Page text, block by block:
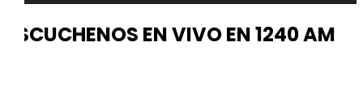
audio
ESCUCHENOS EN VIVO EN 1240 AM